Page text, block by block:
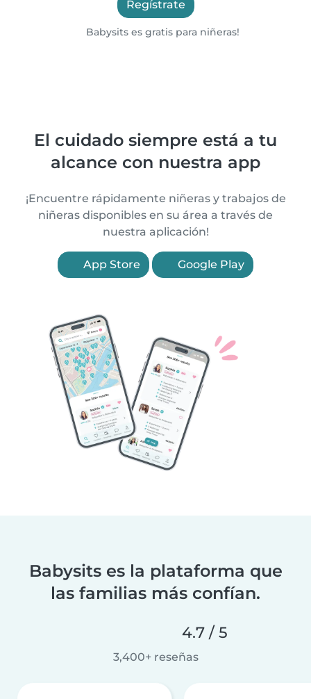
Regístrate
Babysits es gratis para niñeras!
El cuidado siempre está a tu
alcance con nuestra app
¡Encuentre rápidamente niñeras y trabajos de
niñeras disponibles en su área a través de
nuestra aplicación!
App Store Google Play
Babysits es la plataforma que
las familias más confían.
4.7 / 5
3,400+ reseñas